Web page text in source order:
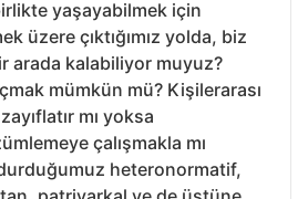
yaşayabilmek için
üzere çıktığımız yolda, biz
arada kalabiliyor muyuz?
mümkün mü? Kişilerarası
mı yoksa
çalışmakla mı
heteronormatif,